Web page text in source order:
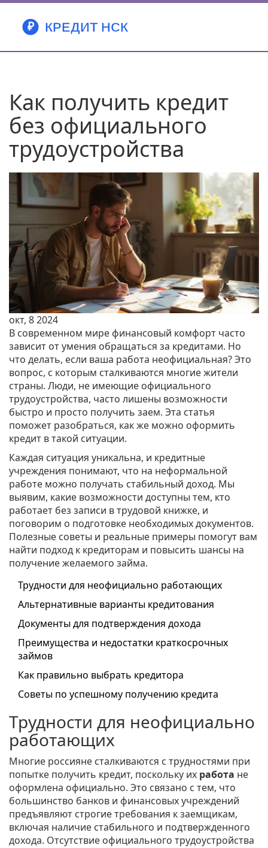
Как получить кредит
без официального
трудоустройства
окт, 8 2024
В современном мире финансовый комфорт часто
зависит от умения обращаться за кредитами. Но
что делать, если ваша работа неофициальная? Это
вопрос, с которым сталкиваются многие жители
страны. Люди, не имеющие официального
трудоустройства, часто лишены возможности
быстро и просто получить заем. Эта статья
поможет разобраться, как же можно оформить
кредит в такой ситуации.
Каждая ситуация уникальна, и кредитные
учреждения понимают, что на неформальной
работе можно получать стабильный доход. Мы
выявим, какие возможности доступны тем, кто
работает без записи в трудовой книжке, и
поговорим о подготовке необходимых документов.
Полезные советы и реальные примеры помогут вам
найти подход к кредиторам и повысить шансы на
получение желаемого займа.
Трудности для неофициально работающих
Альтернативные варианты кредитования
Документы для подтверждения дохода
Преимущества и недостатки краткосрочных
займов
Как правильно выбрать кредитора
Советы по успешному получению кредита
Трудности для неофициально
работающих
Многие россияне сталкиваются с трудностями при
попытке получить кредит, поскольку их работа не
оформлена официально. Это связано с тем, что
большинство банков и финансовых учреждений
предъявляют строгие требования к заемщикам,
включая наличие стабильного и подтвержденного
дохода. Отсутствие официального трудоустройства